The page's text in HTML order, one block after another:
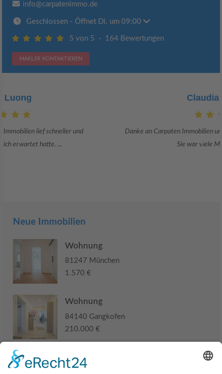
info@carpatenimmo.de
Geschlossen - Öffnet Di. um 09:00
5 von 5 - 164 Bewertungen
MAKLER KONTAKTIEREN
Danke an Carpaten Immobilien und besonders an Frau Adriana Sarca.
Neue Immobilien
Wohnung
81247 München
1.570 €
Wohnung
84140 Gangkofen
210.000 €
Haus